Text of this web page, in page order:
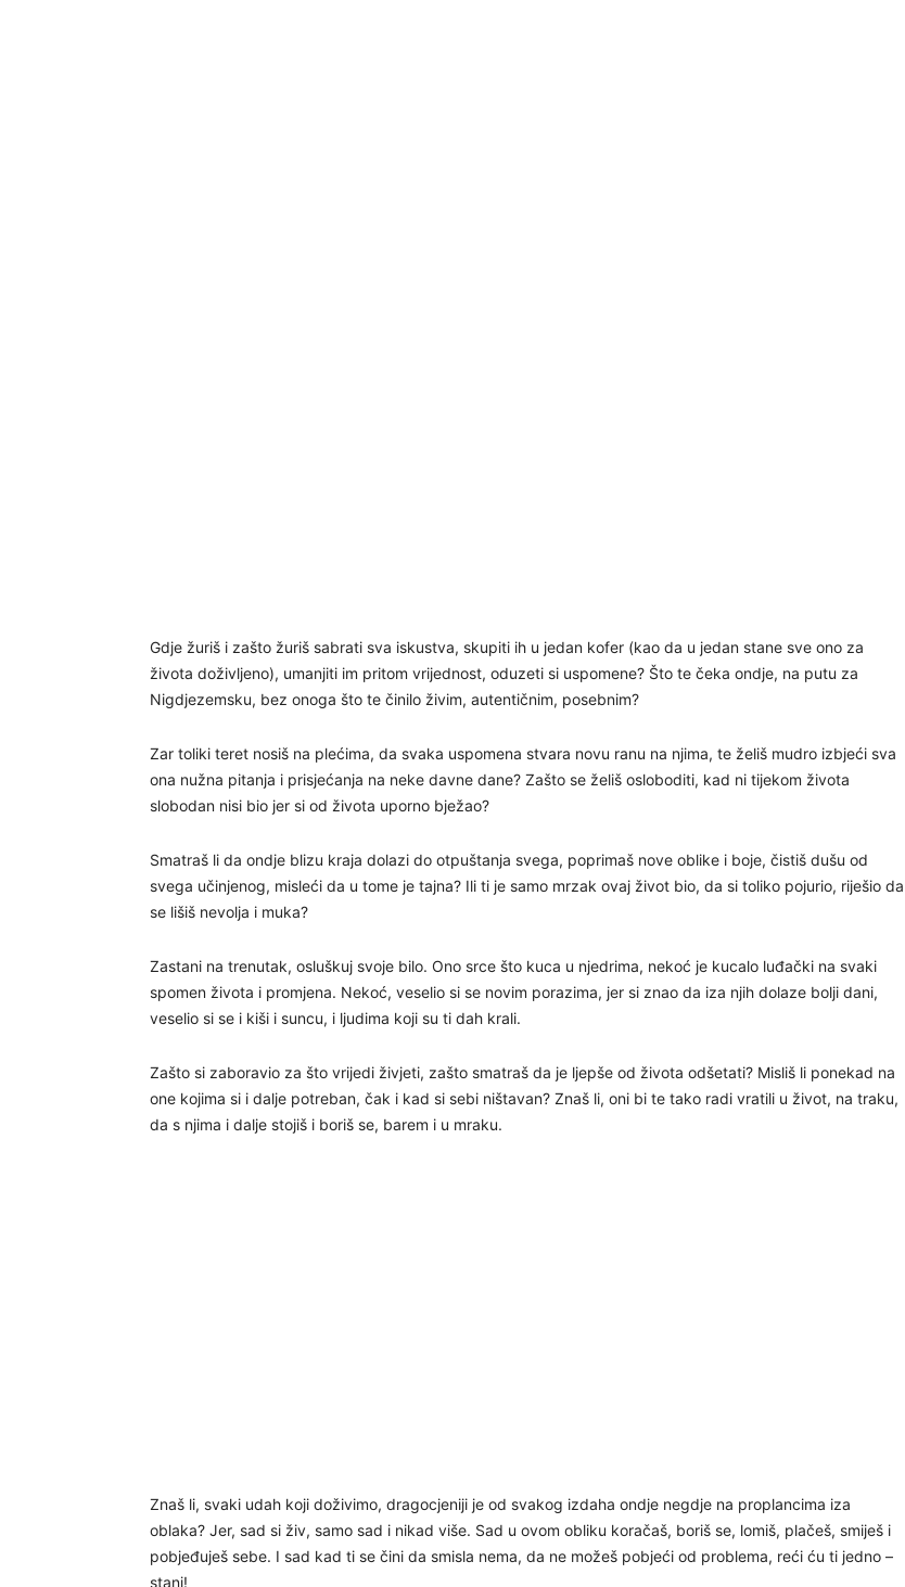
Gdje žuriš i zašto žuriš sabrati sva iskustva, skupiti ih u jedan kofer (kao da u jedan stane sve ono za
života doživljeno), umanjiti im pritom vrijednost, oduzeti si uspomene? Što te čeka ondje, na putu za
Nigdjezemsku, bez onoga što te činilo živim, autentičnim, posebnim?
Zar toliki teret nosiš na plećima, da svaka uspomena stvara novu ranu na njima, te želiš mudro izbjeći sva
ona nužna pitanja i prisjećanja na neke davne dane? Zašto se želiš osloboditi, kad ni tijekom života
slobodan nisi bio jer si od života uporno bježao?
Smatraš li da ondje blizu kraja dolazi do otpuštanja svega, poprimaš nove oblike i boje, čistiš dušu od
svega učinjenog, misleći da u tome je tajna? Ili ti je samo mrzak ovaj život bio, da si toliko pojurio, riješio da
se lišiš nevolja i muka?
Zastani na trenutak, osluškuj svoje bilo. Ono srce što kuca u njedrima, nekoć je kucalo luđački na svaki
spomen života i promjena. Nekoć, veselio si se novim porazima, jer si znao da iza njih dolaze bolji dani,
veselio si se i kiši i suncu, i ljudima koji su ti dah krali.
Zašto si zaboravio za što vrijedi živjeti, zašto smatraš da je ljepše od života odšetati? Misliš li ponekad na
one kojima si i dalje potreban, čak i kad si sebi ništavan? Znaš li, oni bi te tako radi vratili u život, na traku,
da s njima i dalje stojiš i boriš se, barem i u mraku.
Znaš li, svaki udah koji doživimo, dragocjeniji je od svakog izdaha ondje negdje na proplancima iza
oblaka? Jer, sad si živ, samo sad i nikad više. Sad u ovom obliku koračaš, boriš se, lomiš, plačeš, smiješ i
pobjeđuješ sebe. I sad kad ti se čini da smisla nema, da ne možeš pobjeći od problema, reći ću ti jedno –
stani!